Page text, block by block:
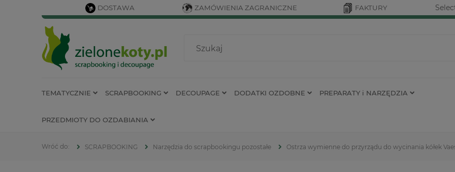
DOSTAWA ZAMÓWIENIA ZAGRANICZNE FAKTURY
TEMATYCZNIE SCRAPBOOKING DECOUPAGE DODATKI OZDOBNE PREPARATY i NARZĘDZIA
PRZEDMIOTY DO OZDABIANIA
SCRAPBOOKING Narzędzia do scrapbookingu pozostałe Ostrza wymienne do przyrządu do wycinania kółek